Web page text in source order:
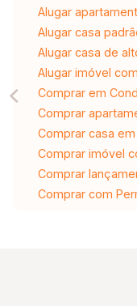
Alugar
Alugar casa
Alugar casa de
Alugar imóvel
Comprar em
Comprar
Comprar casa
Comprar imóvel
Comprar
Comprar com